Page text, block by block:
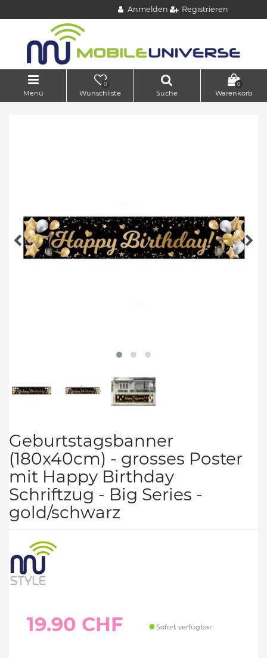
Anmelden Registrieren
Menü
0
Wunschliste Suche
0
Warenkorb
Geburtstagsbanner
(180x40cm) - grosses Poster
mit Happy Birthday
Schriftzug - Big Series -
gold/schwarz
19.90 CHF Sofort verfügbar